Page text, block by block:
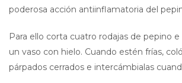
poderosa acción antiinflamatoria del
Para ello corta cuatro rodajas de pepino
un vaso con hielo. Cuando estén frías,
párpados cerrados e intercámbialas